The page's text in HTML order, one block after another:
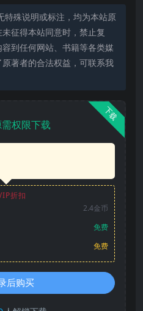
特殊说明或标注，均为本站原
征得本站同意时，禁止复
到任何网站、书籍等各类媒
著者的合法权益，可联系我
下载
权限下载
折扣
2.4金币
免费
免费
后购买